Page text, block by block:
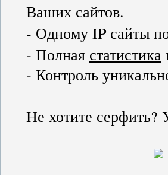
Ваших сайтов.
- Одному IP сайты
- Полная статистика
- Контроль
Не хотите